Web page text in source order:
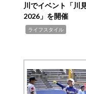
川でイベント「川
2026」を開催
ライフスタイル